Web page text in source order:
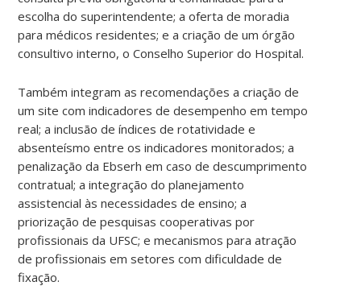
escolha do superintendente; a oferta de moradia
para médicos residentes; e a criação de um órgão
consultivo interno, o Conselho Superior do Hospital.
Também integram as recomendações a criação de
um site com indicadores de desempenho em tempo
real; a inclusão de índices de rotatividade e
absenteísmo entre os indicadores monitorados; a
penalização da Ebserh em caso de descumprimento
contratual; a integração do planejamento
assistencial às necessidades de ensino; a
priorização de pesquisas cooperativas por
profissionais da UFSC; e mecanismos para atração
de profissionais em setores com dificuldade de
fixação.